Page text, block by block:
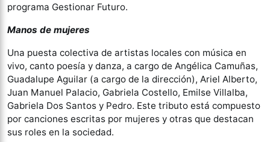
programa Gestionar Futuro.
Manos de mujeres
Una puesta colectiva de artistas locales con música en
vivo, canto poesía y danza, a cargo de Angélica Camuñas,
Guadalupe Aguilar (a cargo de la dirección), Ariel Alberto,
Juan Manuel Palacio, Gabriela Costello, Emilse Villalba,
Gabriela Dos Santos y Pedro. Este tributo está compuesto
por canciones escritas por mujeres y otras que destacan
sus roles en la sociedad.